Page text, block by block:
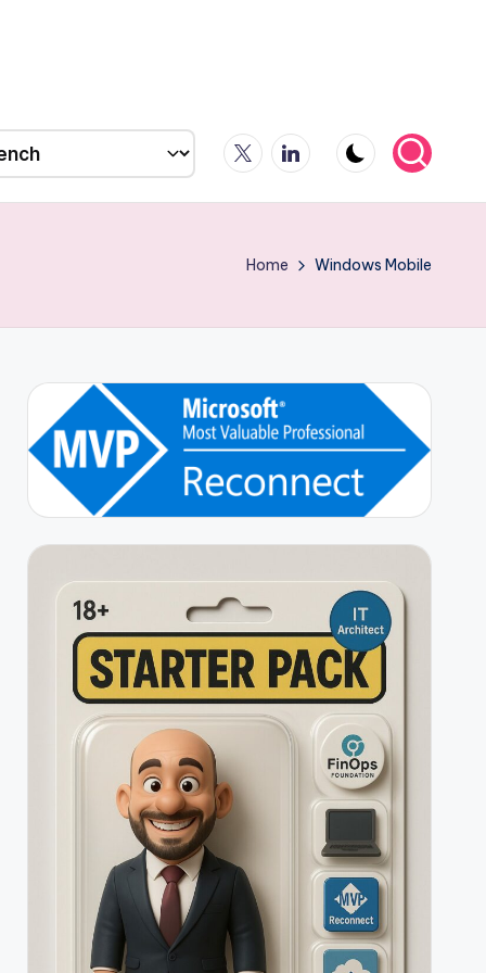
X LinkedIn
Home Windows Mobile